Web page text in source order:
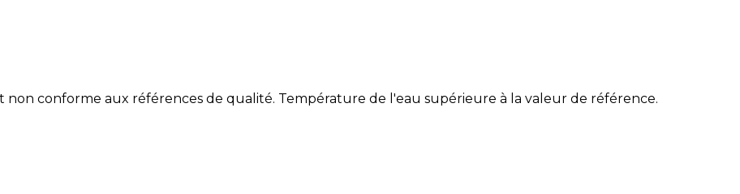
conforme aux références de qualité. Température de l'eau supérieure à la valeur de référence.